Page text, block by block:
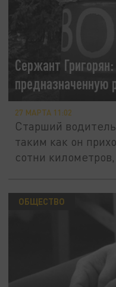
Сержант
предназначенную
27 МАРТА 11:02
Старший
таким как он
сотни
ОБЩЕСТВО